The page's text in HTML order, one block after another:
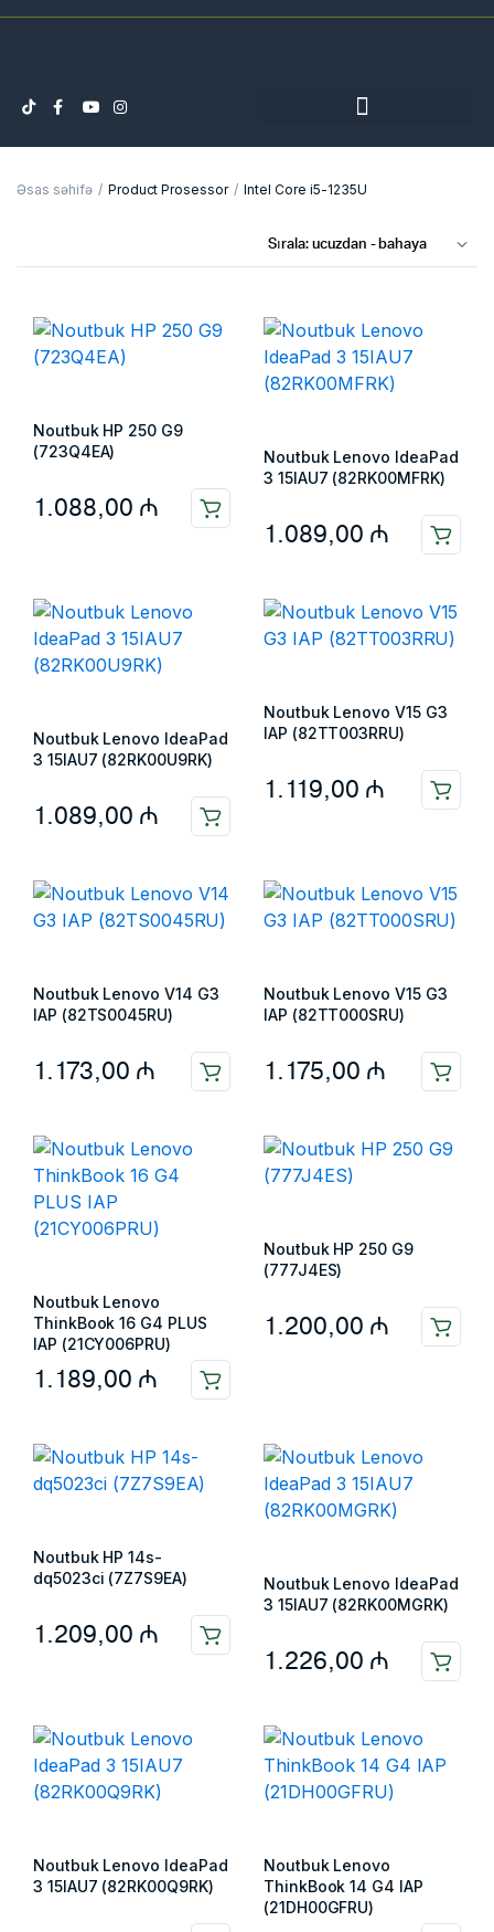
Əsas səhifə Product Prosessor Intel Core i5-1235U
Noutbuk HP 250 G9
(723Q4EA)
1.088,00 ₼
Noutbuk Lenovo IdeaPad
3 15IAU7 (82RK00MFRK)
1.089,00 ₼
Noutbuk Lenovo IdeaPad
3 15IAU7 (82RK00U9RK)
1.089,00 ₼
Noutbuk Lenovo V15 G3
IAP (82TT003RRU)
1.119,00 ₼
Noutbuk Lenovo V14 G3
IAP (82TS0045RU)
1.173,00 ₼
Noutbuk Lenovo V15 G3
IAP (82TT000SRU)
1.175,00 ₼
Noutbuk Lenovo
ThinkBook 16 G4 PLUS
IAP (21CY006PRU)
1.189,00 ₼
Noutbuk HP 250 G9
(777J4ES)
1.200,00 ₼
Noutbuk HP 14s-
dq5023ci (7Z7S9EA)
1.209,00 ₼
Noutbuk Lenovo IdeaPad
3 15IAU7 (82RK00MGRK)
1.226,00 ₼
Noutbuk Lenovo IdeaPad
3 15IAU7 (82RK00Q9RK)
Noutbuk Lenovo
ThinkBook 14 G4 IAP
(21DH00GFRU)